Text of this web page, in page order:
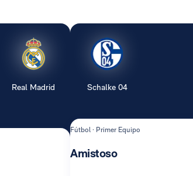
Real Madrid Schalke 04
Fútbol · Primer Equipo
Amistoso